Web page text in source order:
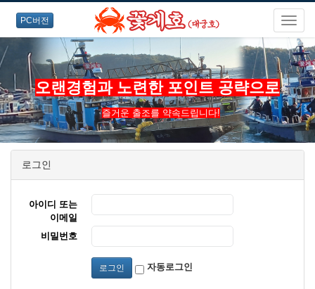
PC버전
오랜경험과 노련한 포인트 공략으로
즐거운 출조를 약속드립니다!
로그인
아이디 또는
이메일
비밀번호
로그인 자동로그인